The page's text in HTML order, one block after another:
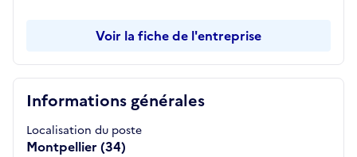
Informations générales
Localisation du poste
Montpellier (34)
Voir la fiche de l'entreprise